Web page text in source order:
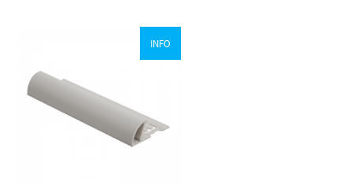
INFO